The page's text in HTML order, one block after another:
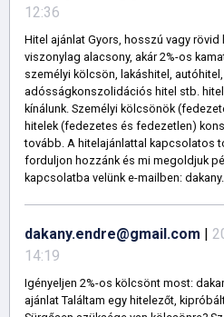
12:36
Hitel ajánlat Gyors, hosszú vagy
viszonylag alacsony, akár 2%-os
személyi kölcsön, lakáshitel,
adósságkonszolidációs hitel stb.
kínálunk. Személyi kölcsönök
hitelek (fedezetes és fedezetlen)
tovább. A hitelajánlattal kapcsolatos
forduljon hozzánk és mi megoldjuk
kapcsolatba velünk e-mailben:
dakany.endre@gmail.com |
14:19
Igényeljen 2%-os kölcsönt most:
ajánlat Találtam egy hitelezőt,